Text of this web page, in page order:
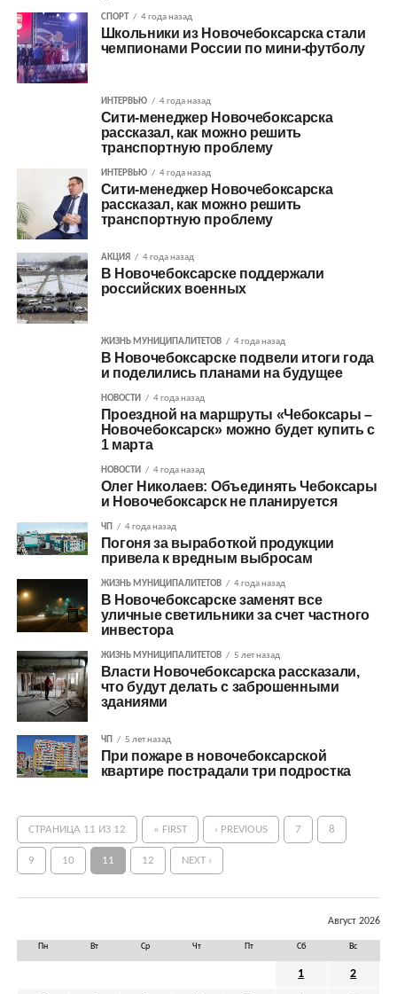
СПОРТ 4 года назад
Школьники из Новочебоксарска стали
чемпионами России по мини-футболу
ИНТЕРВЬЮ 4 года назад
Сити-менеджер Новочебоксарска
рассказал, как можно решить
транспортную проблему
ИНТЕРВЬЮ 4 года назад
Сити-менеджер Новочебоксарска
рассказал, как можно решить
транспортную проблему
АКЦИЯ 4 года назад
В Новочебоксарске поддержали
российских военных
ЖИЗНЬ МУНИЦИПАЛИТЕТОВ 4 года назад
В Новочебоксарске подвели итоги года
и поделились планами на будущее
НОВОСТИ 4 года назад
Проездной на маршруты «Чебоксары –
Новочебоксарск» можно будет купить с
1 марта
НОВОСТИ 4 года назад
Олег Николаев: Объединять Чебоксары
и Новочебоксарск не планируется
ЧП 4 года назад
Погоня за выработкой продукции
привела к вредным выбросам
ЖИЗНЬ МУНИЦИПАЛИТЕТОВ 4 года назад
В Новочебоксарске заменят все
уличные светильники за счет частного
инвестора
ЖИЗНЬ МУНИЦИПАЛИТЕТОВ 5 лет назад
Власти Новочебоксарска рассказали,
что будут делать с заброшенными
зданиями
ЧП 5 лет назад
При пожаре в новочебоксарской
квартире пострадали три подростка
СТРАНИЦА 11 ИЗ 12 « FIRST ‹ PREVIOUS 7 8
9 10 11 12 NEXT ›
Август 2026
Пн Вт Ср Чт Пт Сб Вс
1 2